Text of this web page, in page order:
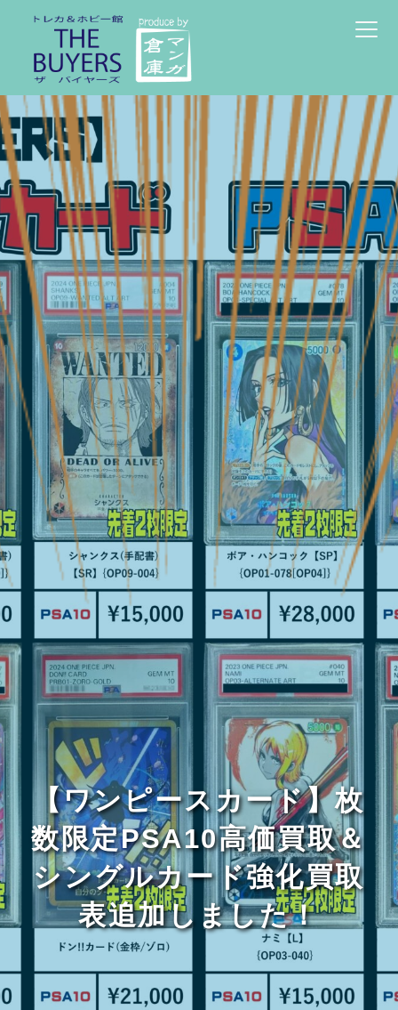
【ワンピースカード】枚
数限定PSA10高価買取＆
シングルカード強化買取
表追加しました！